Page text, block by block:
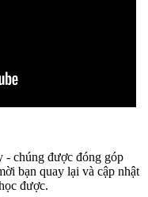
- chúng được đóng góp
bạn quay lại và cập nhật
được.